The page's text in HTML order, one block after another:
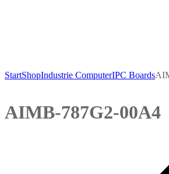
StartShopIndustrie ComputerIPC Boards
AIMB-787G2-00A4